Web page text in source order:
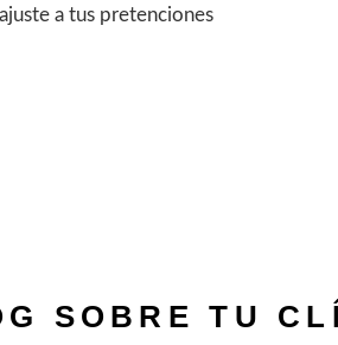
a tus pretenciones
SOBRE TU